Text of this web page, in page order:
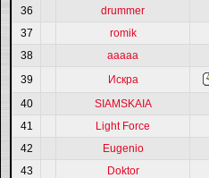
36
drummer
37
romik
38
ааааа
39
Искра
40
SIAMSKAIA
41
Light Force
42
Eugenio
43
Doktor